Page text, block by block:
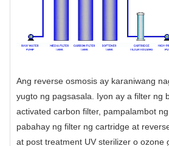
Ang reverse osmosis ay karaniwang
yugto ng pagsasala. Iyon ay a filter ng
activated carbon filter, pampalambot ng
pabahay ng filter ng cartridge at
at post treatment UV sterilizer o ozone